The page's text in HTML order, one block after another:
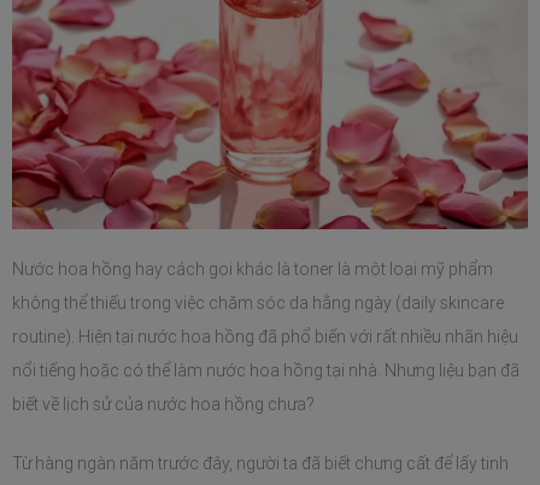
Nước hoa hồng hay cách gọi khác là toner là một loại mỹ phẩm
không thể thiếu trong việc chăm sóc da hằng ngày (daily skincare
routine). Hiện tại nước hoa hồng đã phổ biến với rất nhiều nhãn hiệu
nổi tiếng hoặc có thể làm nước hoa hồng tại nhà. Nhưng liệu bạn đã
biết về lịch sử của nước hoa hồng chưa?
Từ hàng ngàn năm trước đây, người ta đã biết chưng cất để lấy tinh